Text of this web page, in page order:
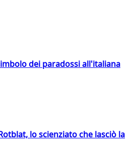
dei paradossi all'italiana
lo scienziato che lasciò la